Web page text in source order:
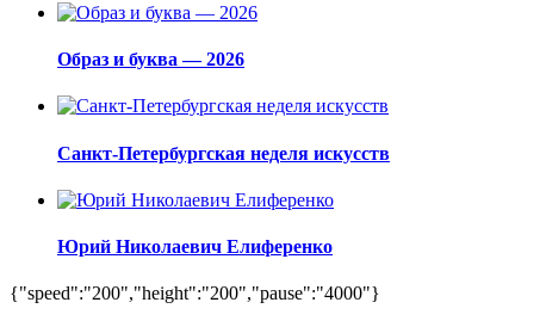
Образ и буква — 2026
Санкт-Петербургская неделя искусств
Юрий Николаевич Елиференко
{"speed":"200","height":"200","pause":"4000"}